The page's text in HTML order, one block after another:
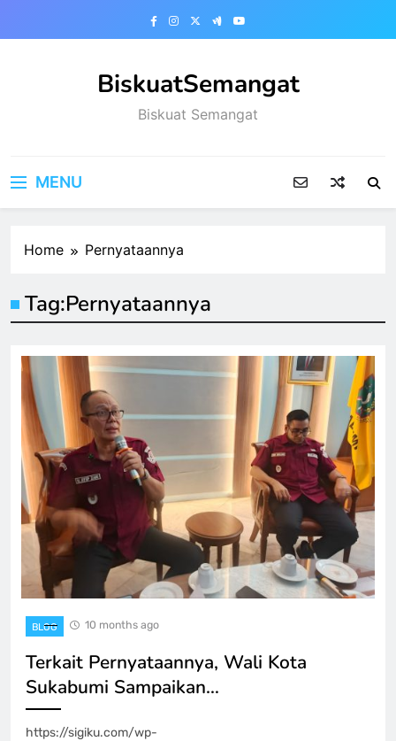
BiskuatSemangat
Biskuat Semangat
MENU
Home Pernyataannya
Tag:Pernyataannya
BLOG 10 months ago
Terkait Pernyataannya, Wali Kota
Sukabumi Sampaikan…
https://sigiku.com/wp-